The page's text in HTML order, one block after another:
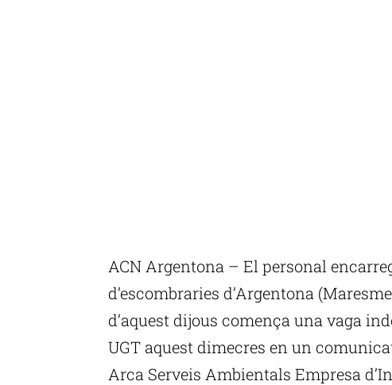
ACN Argentona – El personal
d’escombraries d’Argentona
d’aquest dijous comença una vaga
UGT aquest dimecres en un
Arca Serveis Ambientals Empresa